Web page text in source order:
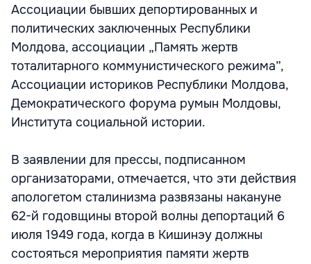
Ассоциации бывших депортированных и
политических заключенных Республики
Молдова, ассоциации „Память жертв
тоталитарного коммунистического режима”,
Ассоциации историков Республики Молдова,
Демократического форума румын Молдовы,
Института социальной истории.
В заявлении для прессы, подписанном
организаторами, отмечается, что эти действия
апологетом сталинизма развязаны накануне
62-й годовщины второй волны депортаций 6
июля 1949 года, когда в Кишинэу должны
состояться мероприятия памяти жертв